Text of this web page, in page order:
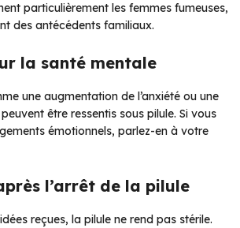
particulièrement les femmes fumeuses,
des antécédents familiaux.
la santé mentale
une augmentation de l’anxiété ou une
être ressentis sous pilule. Si vous
émotionnels, parlez-en à votre
l’arrêt de la pilule
reçues, la pilule ne rend pas stérile.